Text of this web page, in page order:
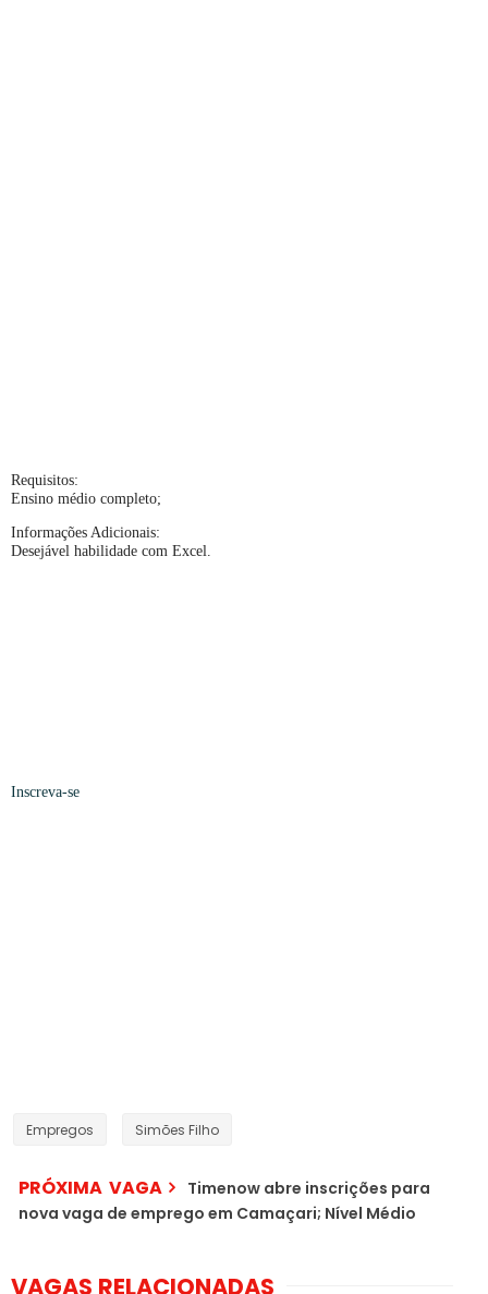
Requisitos:
Ensino médio completo;
Informações Adicionais:
Desejável habilidade com Excel.
Inscreva-se
Empregos Simões Filho
PRÓXIMA VAGA
Timenow abre inscrições para
nova vaga de emprego em Camaçari; Nível Médio
VAGAS RELACIONADAS